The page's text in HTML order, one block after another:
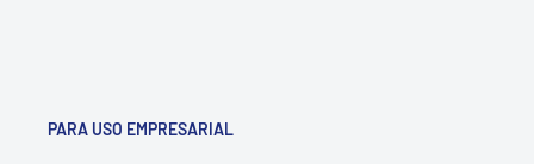
PARA USO EMPRESARIAL